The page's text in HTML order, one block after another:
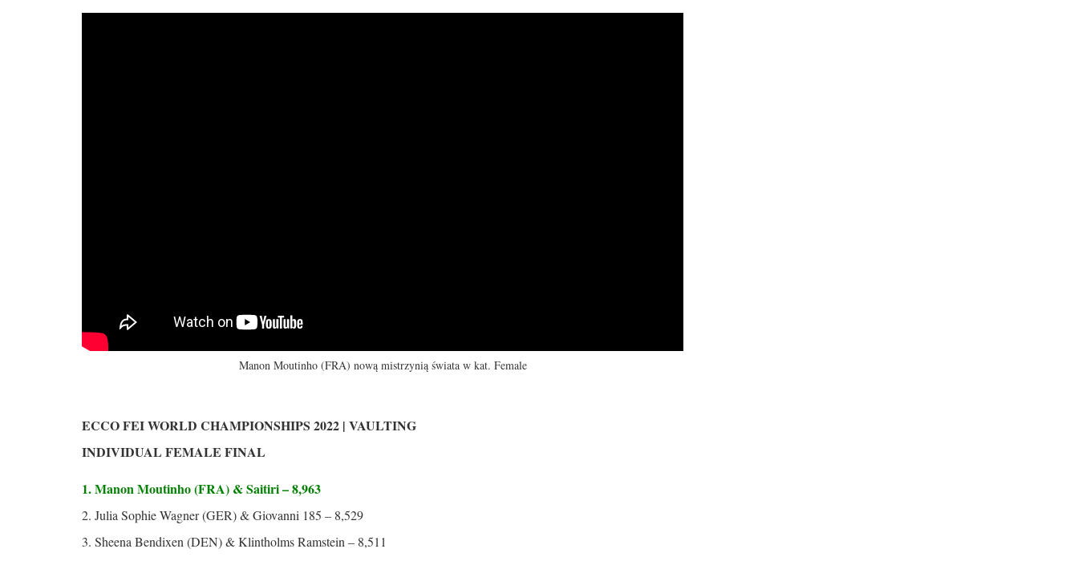
Manon Moutinho (FRA) nową mistrzynią świata w kat. Female
ECCO FEI WORLD CHAMPIONSHIPS 2022 | VAULTING
INDIVIDUAL FEMALE FINAL
1. Manon Moutinho (FRA) & Saitiri – 8,963
2. Julia Sophie Wagner (GER) & Giovanni 185 – 8,529
3. Sheena Bendixen (DEN) & Klintholms Ramstein – 8,511